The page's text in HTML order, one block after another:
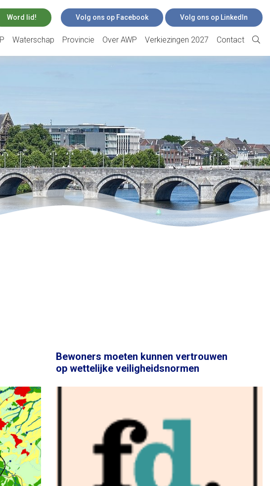
Word lid! Volg ons op Facebook Volg ons op LinkedIn
Waterschap Provincie Over AWP Verkiezingen 2027 Contact
Bewoners moeten kunnen vertrouwen
op wettelijke veiligheidsnormen